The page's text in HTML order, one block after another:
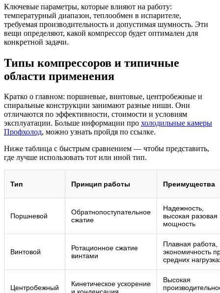
Ключевые параметры, которые влияют на работу:
температурный диапазон, теплообмен в испарителе,
требуемая производительность и допустимая шумность. Эти
вещи определяют, какой компрессор будет оптимален для
конкретной задачи.
Типы компрессоров и типичные
области применения
Кратко о главном: поршневые, винтовые, центробежные и
спиральные конструкции занимают разные ниши. Они
отличаются по эффективности, стоимости и условиям
эксплуатации. Больше информации про холодильные камеры
Профхолод, можно узнать пройдя по ссылке.
Ниже таблица с быстрым сравнением — чтобы представить,
где лучше использовать тот или иной тип.
Тип Принцип работы Преимущества
Поршневой
Обратнопоступательное
сжатие
Надежность,
высокая разовая
мощность
Винтовой
Ротационное сжатие
винтами
Плавная работа,
экономичность
средних
Центробежный
Кинетическое ускорение
Высокая